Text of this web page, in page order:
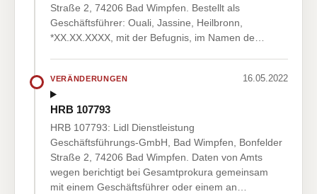
Straße 2, 74206 Bad Wimpfen. Bestellt als
Geschäftsführer: Ouali, Jassine, Heilbronn,
*XX.XX.XXXX, mit der Befugnis, im Namen de…
VERÄNDERUNGEN 16.05.2022
HRB 107793
HRB 107793: Lidl Dienstleistung
Geschäftsführungs-GmbH, Bad Wimpfen, Bonfelder
Straße 2, 74206 Bad Wimpfen. Daten von Amts
wegen berichtigt bei Gesamtprokura gemeinsam
mit einem Geschäftsführer oder einem an…